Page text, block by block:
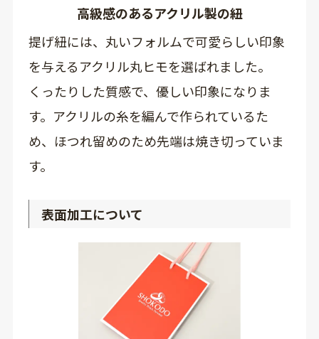
高級感のあるアクリル製の紐
提げ紐には、丸いフォルムで可愛らしい印象
を与えるアクリル丸ヒモを選ばれました。
くったりした質感で、優しい印象になりま
す。アクリルの糸を編んで作られているた
め、ほつれ留めのため先端は焼き切っていま
す。
表面加工について